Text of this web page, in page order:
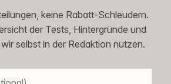
keine Rabatt-Schleudern.
der Tests, Hintergründe und
selbst in der Redaktion nutzen.